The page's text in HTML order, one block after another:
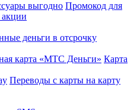
выгодно Промокод для
деньги в отсрочку
карта «МТС Деньги» Карта
Переводы с карты на карту